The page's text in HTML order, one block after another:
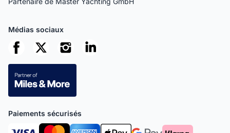
Médias sociaux
Paiements sécurisés